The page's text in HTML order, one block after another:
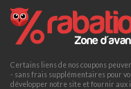
Certains liens de nos coupons
- sans frais supplémentaires pour
développer notre site et fournir aux